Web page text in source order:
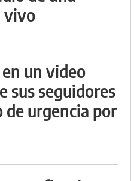
vivo
un video
sus seguidores
de urgencia por